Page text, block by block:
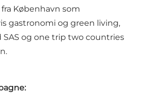
København som
gastronomi og green living,
og one trip two countries